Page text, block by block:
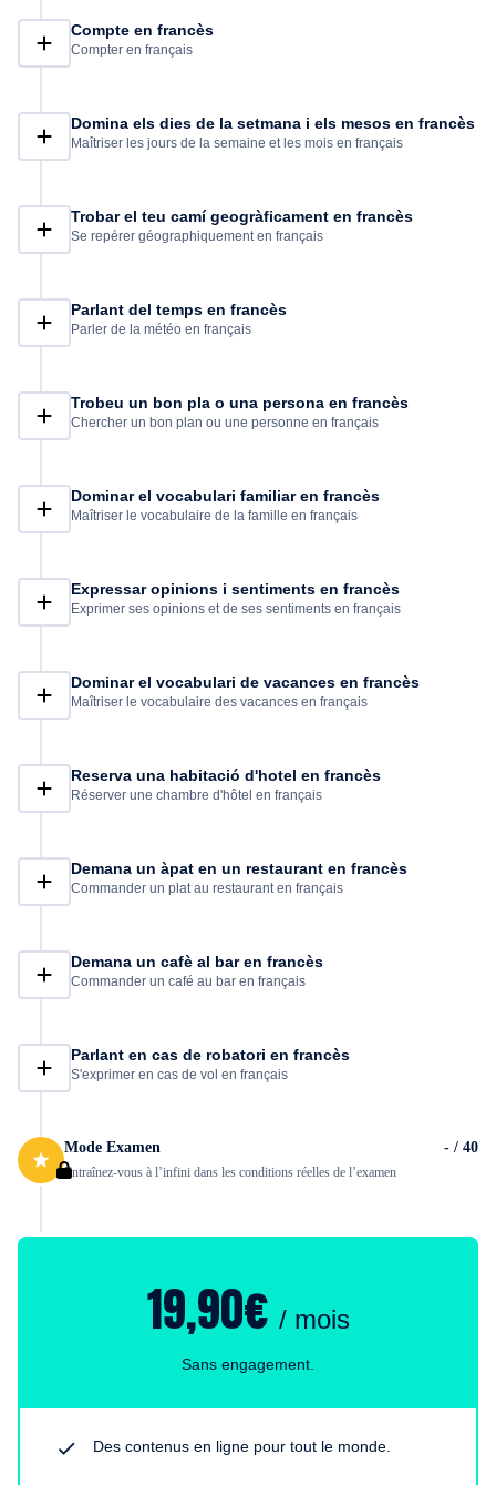
Compte en francès
Compter en français
Domina els dies de la setmana i els mesos en francès
Maîtriser les jours de la semaine et les mois en français
Trobar el teu camí geogràficament en francès
Se repérer géographiquement en français
Parlant del temps en francès
Parler de la météo en français
Trobeu un bon pla o una persona en francès
Chercher un bon plan ou une personne en français
Dominar el vocabulari familiar en francès
Maîtriser le vocabulaire de la famille en français
Expressar opinions i sentiments en francès
Exprimer ses opinions et de ses sentiments en français
Dominar el vocabulari de vacances en francès
Maîtriser le vocabulaire des vacances en français
Reserva una habitació d'hotel en francès
Réserver une chambre d'hôtel en français
Demana un àpat en un restaurant en francès
Commander un plat au restaurant en français
Demana un cafè al bar en francès
Commander un café au bar en français
Parlant en cas de robatori en francès
S'exprimer en cas de vol en français
Mode Examen
Entraînez-vous à l’infini dans les conditions réelles de l’examen
- / 40
19,90€ / mois
Sans engagement.
Des contenus en ligne pour tout le monde.